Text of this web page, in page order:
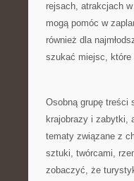
rejsach, atrakcjach
mogą pomóc w
również dla
szukać miejsc, które
Osobną grupę treści
krajobrazy i zabytki,
tematy związane z
sztuki, twórcami,
zobaczyć, że